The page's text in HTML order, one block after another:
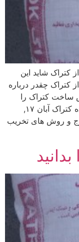
کتراک شاید این
کتراک چقدر درباره
دارید؟ آبان ۳۰, ۱۳۹۷ روش ساخت کتراک را
بدانید آبان ۳۰, ۱۳۹۷ روش ساخت و استفاده کتراک آبان ۱۷,
و روش های تخریب